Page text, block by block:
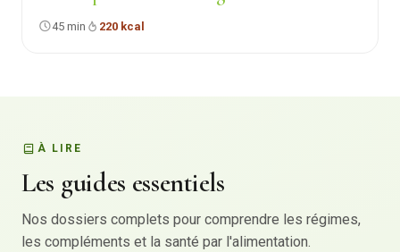
45 min 220 kcal
À LIRE
Les guides essentiels
Nos dossiers complets pour comprendre les régimes,
les compléments et la santé par l'alimentation.